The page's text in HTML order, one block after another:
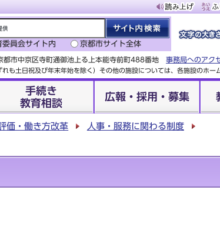
委員会サイト内 京都市サイト全体
市中京区寺町通御池上る上本能寺前町488番地 事務局へのアク
も土日祝及び年末年始を除く）その他の施設については、各施設のホー
手続き
教育相談
広報・採用・募集
価・働き方改革
人事・服務に関わる制度